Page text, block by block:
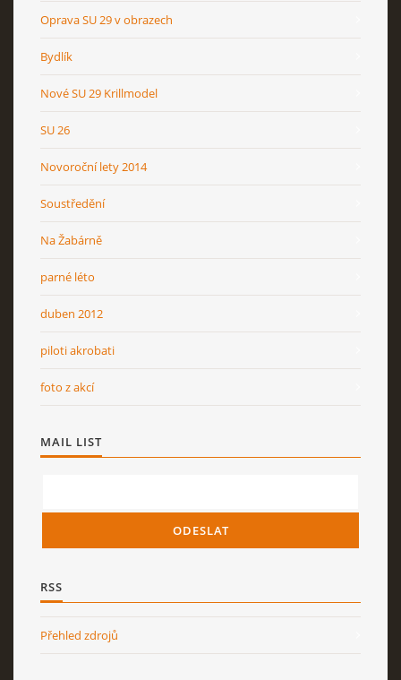
Oprava SU 29 v obrazech
Bydlík
Nové SU 29 Krillmodel
SU 26
Novoroční lety 2014
Soustředění
Na Žabárně
parné léto
duben 2012
piloti akrobati
foto z akcí
MAIL LIST
RSS
Přehled zdrojů